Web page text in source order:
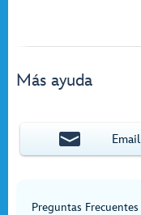
Más ayuda
Email
Preguntas Frecuentes